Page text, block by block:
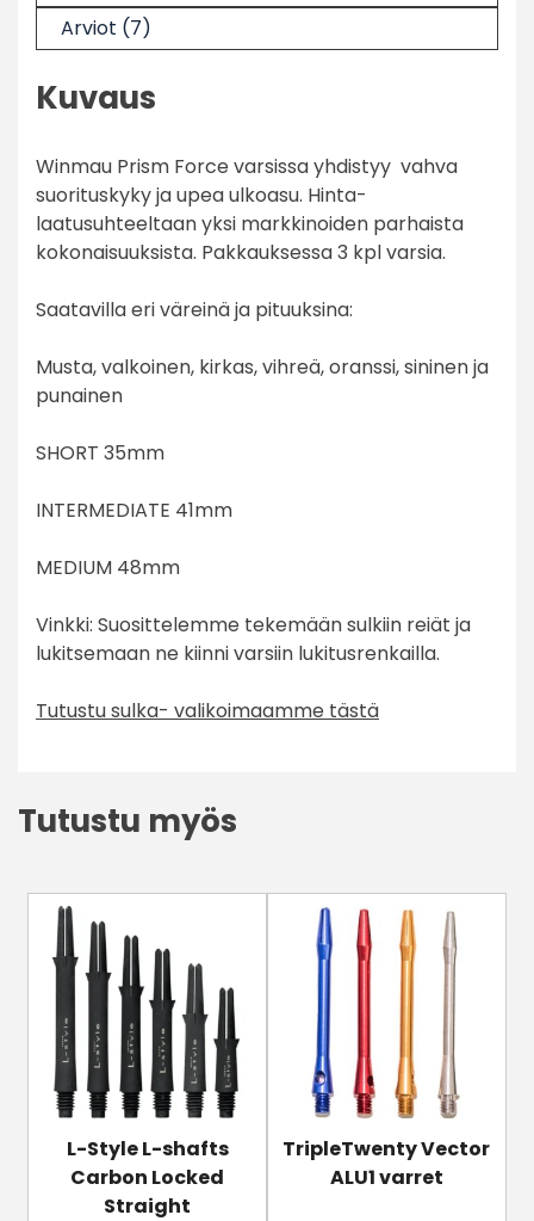
Arviot (7)
Kuvaus
Winmau Prism Force varsissa yhdistyy vahva
suorituskyky ja upea ulkoasu. Hinta-
laatusuhteeltaan yksi markkinoiden parhaista
kokonaisuuksista. Pakkauksessa 3 kpl varsia.
Saatavilla eri väreinä ja pituuksina:
Musta, valkoinen, kirkas, vihreä, oranssi, sininen ja
punainen
SHORT 35mm
INTERMEDIATE 41mm
MEDIUM 48mm
Vinkki: Suosittelemme tekemään sulkiin reiät ja
lukitsemaan ne kiinni varsiin lukitusrenkailla.
Tutustu sulka- valikoimaamme tästä
Tutustu myös
L-Style L-shafts
Carbon Locked
Straight
Tällä
tuotteella
on
muunnelma.
Voit
tehdä
valinnat
tuotteen
sivulla.
TripleTwenty Vector
ALU1 varret
Tällä
tuotteella
useampi
muunnelma.
Voit
tehdä
valinnat
tuotteen
sivulla.